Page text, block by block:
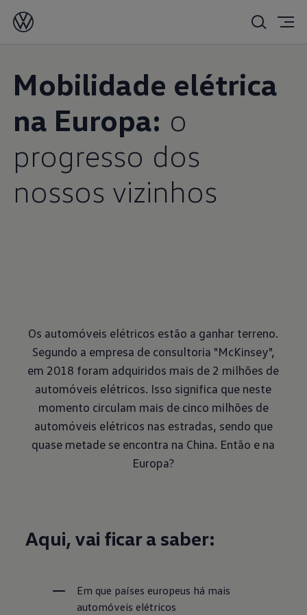
Mobilidade elétrica
na Europa: o
progresso dos
nossos vizinhos
Os automóveis elétricos estão a ganhar terreno.
Segundo a empresa de consultoria "McKinsey",
em 2018 foram adquiridos mais de 2 milhões de
automóveis elétricos. Isso significa que neste
momento circulam mais de cinco milhões de
automóveis elétricos nas estradas, sendo que
quase metade se encontra na China. Então e na
Europa?
Aqui, vai ficar a saber:
Em que países europeus há mais
automóveis elétricos